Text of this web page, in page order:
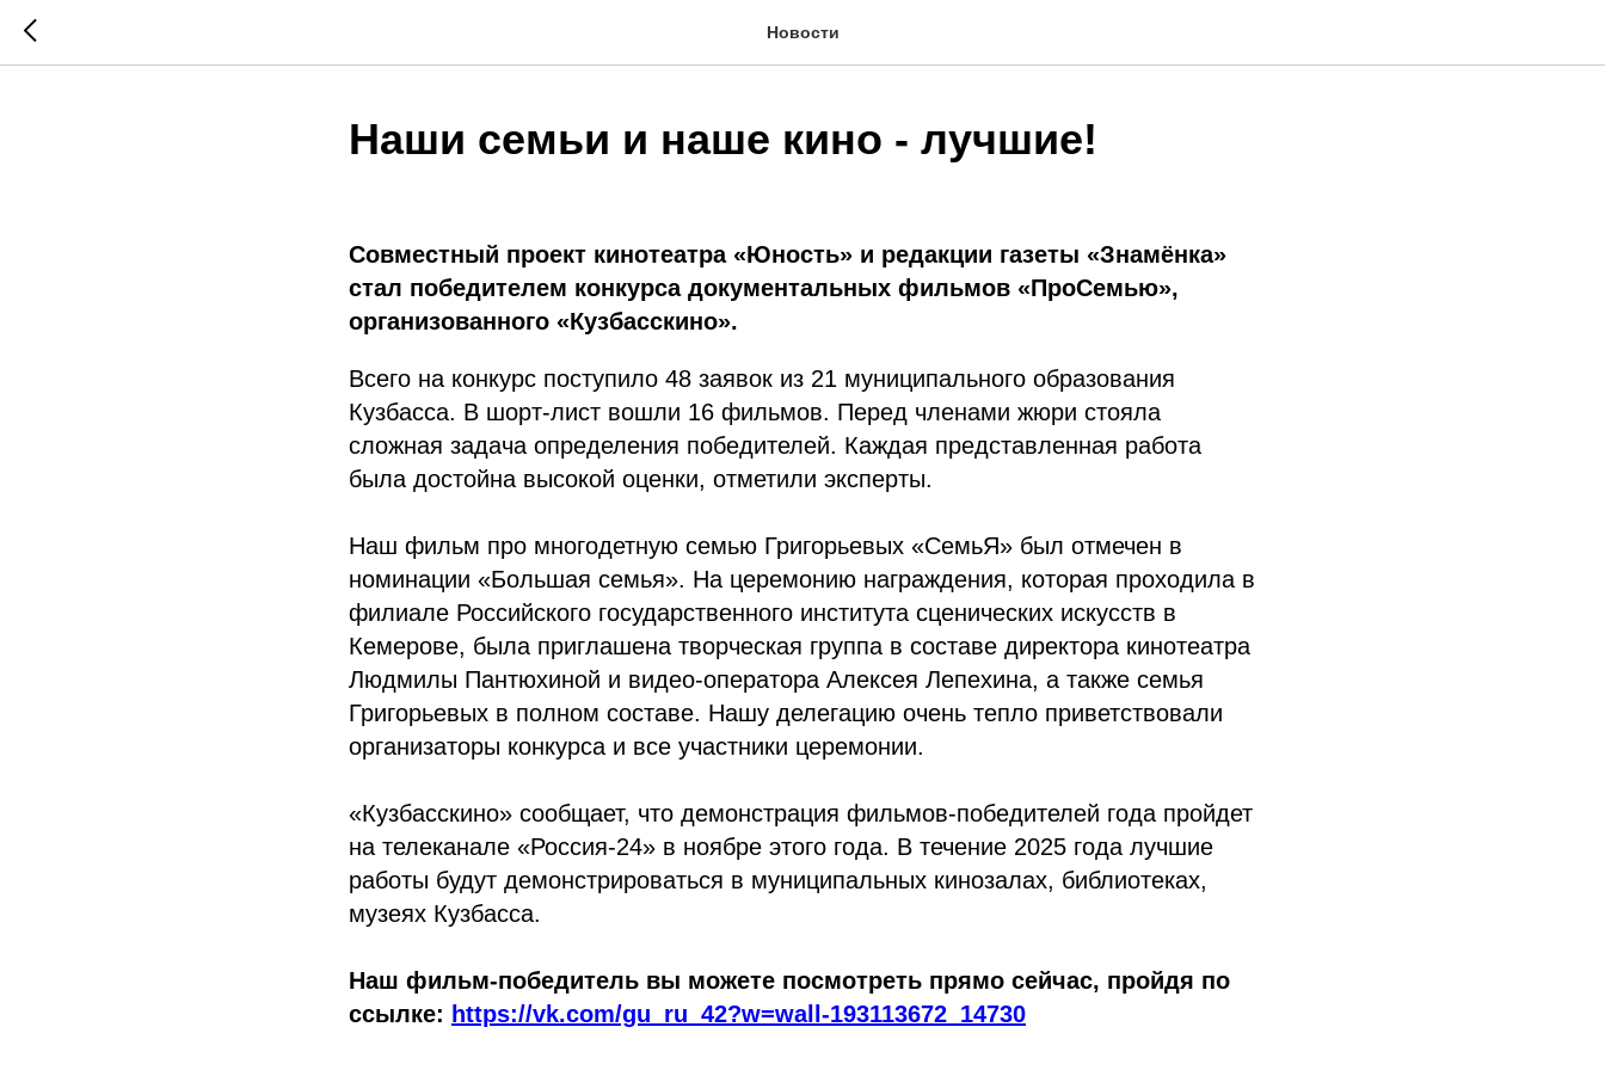
Новости
Наши семьи и наше кино - лучшие!
Совместный проект кинотеатра «Юность» и редакции газеты «Знамёнка»
стал победителем конкурса документальных фильмов «ПроСемью»,
организованного «Кузбасскино».
Всего на конкурс поступило 48 заявок из 21 муниципального образования
Кузбасса. В шорт-лист вошли 16 фильмов. Перед членами жюри стояла
сложная задача определения победителей. Каждая представленная работа
была достойна высокой оценки, отметили эксперты.
Наш фильм про многодетную семью Григорьевых «СемьЯ» был отмечен в
номинации «Большая семья». На церемонию награждения, которая проходила в
филиале Российского государственного института сценических искусств в
Кемерове, была приглашена творческая группа в составе директора кинотеатра
Людмилы Пантюхиной и видео-оператора Алексея Лепехина, а также семья
Григорьевых в полном составе. Нашу делегацию очень тепло приветствовали
организаторы конкурса и все участники церемонии.
«Кузбасскино» сообщает, что демонстрация фильмов-победителей года пройдет
на телеканале «Россия-24» в ноябре этого года. В течение 2025 года лучшие
работы будут демонстрироваться в муниципальных кинозалах, библиотеках,
музеях Кузбасса.
Наш фильм-победитель вы можете посмотреть прямо сейчас, пройдя по
ссылке: https://vk.com/gu_ru_42?w=wall-193113672_14730